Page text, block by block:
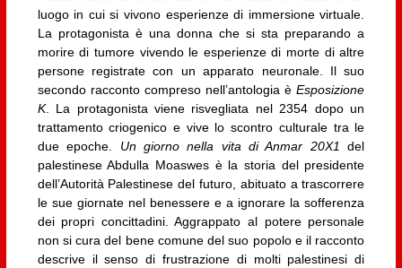
luogo in cui si vivono esperienze di immersione virtuale.
La protagonista è una donna che si sta preparando a
morire di tumore vivendo le esperienze di morte di altre
persone registrate con un apparato neuronale. Il suo
secondo racconto compreso nell’antologia èEsposizione
K. La protagonista viene risvegliata nel 2354 dopo un
trattamento criogenico e vive lo scontro culturale tra le
due epoche. Un giorno nella vita di Anmar 20X1
del
palestinese Abdulla Moaswes è la storia del presidente
dell’Autorità Palestinese del futuro, abituato a trascorrere
le sue giornate nel benessere e a ignorare la sofferenza
dei propri concittadini. Aggrappato al potere personale
non si cura del bene comune del suo popolo e il racconto
descrive il senso di frustrazione di molti palestinesi di